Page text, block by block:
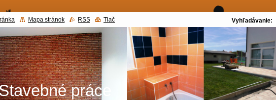
práce
Mapa stránok RSS Tlač Vyhľadávanie: